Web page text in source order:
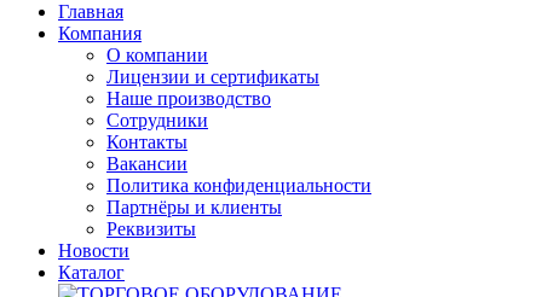
Главная
Компания
О компании
Лицензии и сертификаты
Наше производство
Сотрудники
Контакты
Вакансии
Политика конфиденциальности
Партнёры и клиенты
Реквизиты
Новости
Каталог